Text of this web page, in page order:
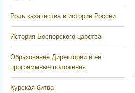
Роль казачества в истории России
История Боспорского царства
Образование Директории и ее
программные положения
Курская битва